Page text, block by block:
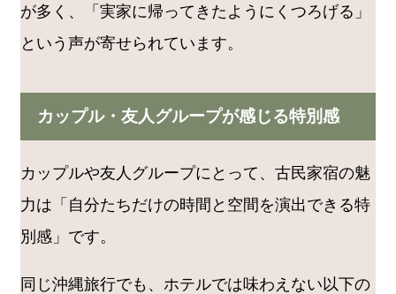
が多く、「実家に帰ってきたようにくつろげる」
という声が寄せられています。
カップル・友人グループが感じる特別感
カップルや友人グループにとって、古民家宿の魅
力は「自分たちだけの時間と空間を演出できる特
別感」です。
同じ沖縄旅行でも、ホテルでは味わえない以下の